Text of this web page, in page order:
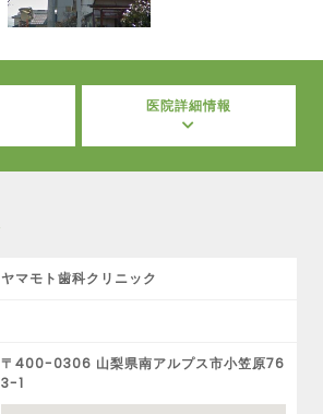
医院詳細情報
ヤマモト歯科クリニック
〒400-0306 山梨県南アルプス市小笠原76
3-1